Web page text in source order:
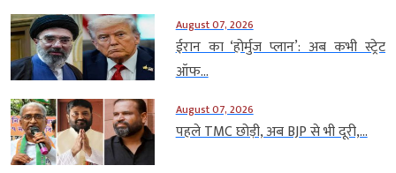
August 07, 2026
ईरान का ‘होर्मुज प्लान’: अब कभी स्ट्रेट
ऑफ...
August 07, 2026
पहले TMC छोड़ी, अब BJP से भी दूरी,...